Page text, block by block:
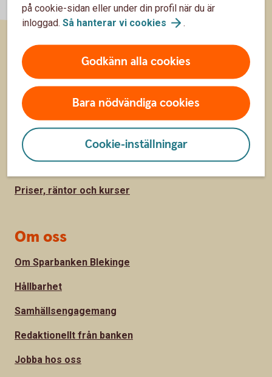
på cookie-sidan eller under din profil när du är
inloggad. Så hanterar vi cookies .
Godkänn alla cookies
Bara nödvändiga cookies
Cookie-inställningar
Sidfot
Hitta snabbt
Kundservice
Spärrhjälp
Hitta bankkontor
Bli kund
Priser, räntor och kurser
Om oss
Om Sparbanken Blekinge
Hållbarhet
Samhällsengagemang
Redaktionellt från banken
Jobba hos oss